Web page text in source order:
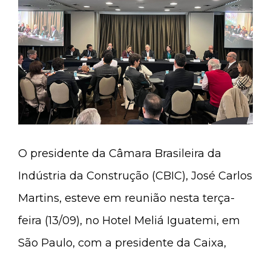
O presidente da Câmara Brasileira da
Indústria da Construção (CBIC), José Carlos
Martins, esteve em reunião nesta terça-
feira (13/09), no Hotel Meliá Iguatemi, em
São Paulo, com a presidente da Caixa,